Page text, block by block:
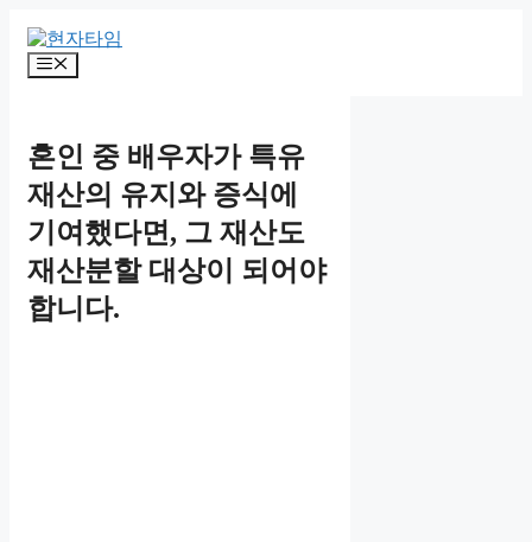
content Menu
혼인 중 배우자가 특유
재산의 유지와 증식에
기여했다면, 그 재산도
재산분할 대상이 되어야
합니다.